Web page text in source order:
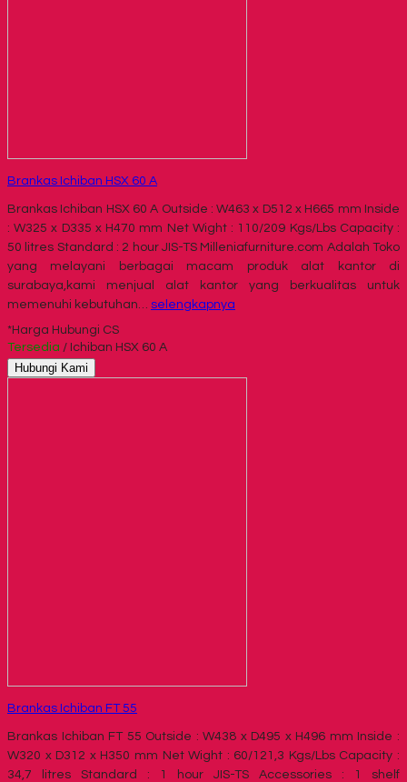
Brankas Ichiban HSX 60 A
Brankas Ichiban HSX 60 A Outside : W463 x D512 x H665 mm Inside
: W325 x D335 x H470 mm Net Wight : 110/209 Kgs/Lbs Capacity :
50 litres Standard : 2 hour JIS-TS Milleniafurniture.com Adalah Toko
yang melayani berbagai macam produk alat kantor di
surabaya,kami menjual alat kantor yang berkualitas untuk
memenuhi kebutuhan… selengkapnya
*Harga Hubungi CS
Tersedia / Ichiban HSX 60 A
Hubungi Kami
Brankas Ichiban FT 55
Brankas Ichiban FT 55 Outside : W438 x D495 x H496 mm Inside :
W320 x D312 x H350 mm Net Wight : 60/121,3 Kgs/Lbs Capacity :
34,7 litres Standard : 1 hour JIS-TS Accessories : 1 shelf